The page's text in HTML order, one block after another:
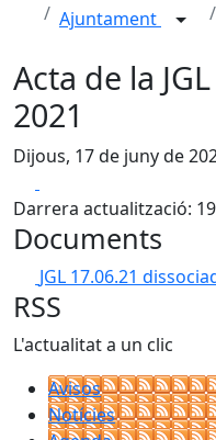
Ajuntament
Acta de la
2021
Dijous, 17 de juny de
Darrera actualització:
Documents
JGL 17.06.21
RSS
L'actualitat a un clic
Avisos
Notícies